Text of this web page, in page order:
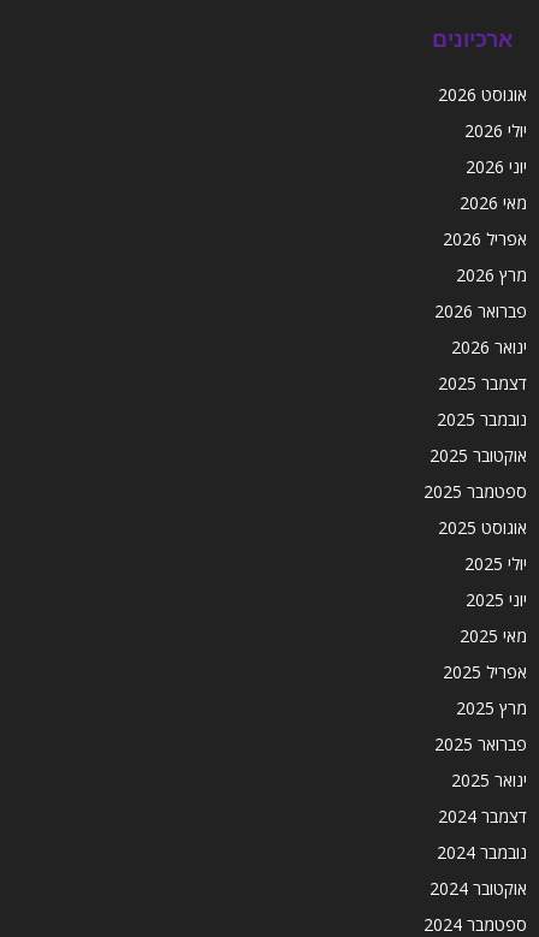
ארכיונים
אוגוסט 2026
יולי 2026
יוני 2026
מאי 2026
אפריל 2026
מרץ 2026
פברואר 2026
ינואר 2026
דצמבר 2025
נובמבר 2025
אוקטובר 2025
ספטמבר 2025
אוגוסט 2025
יולי 2025
יוני 2025
מאי 2025
אפריל 2025
מרץ 2025
פברואר 2025
ינואר 2025
דצמבר 2024
נובמבר 2024
אוקטובר 2024
ספטמבר 2024